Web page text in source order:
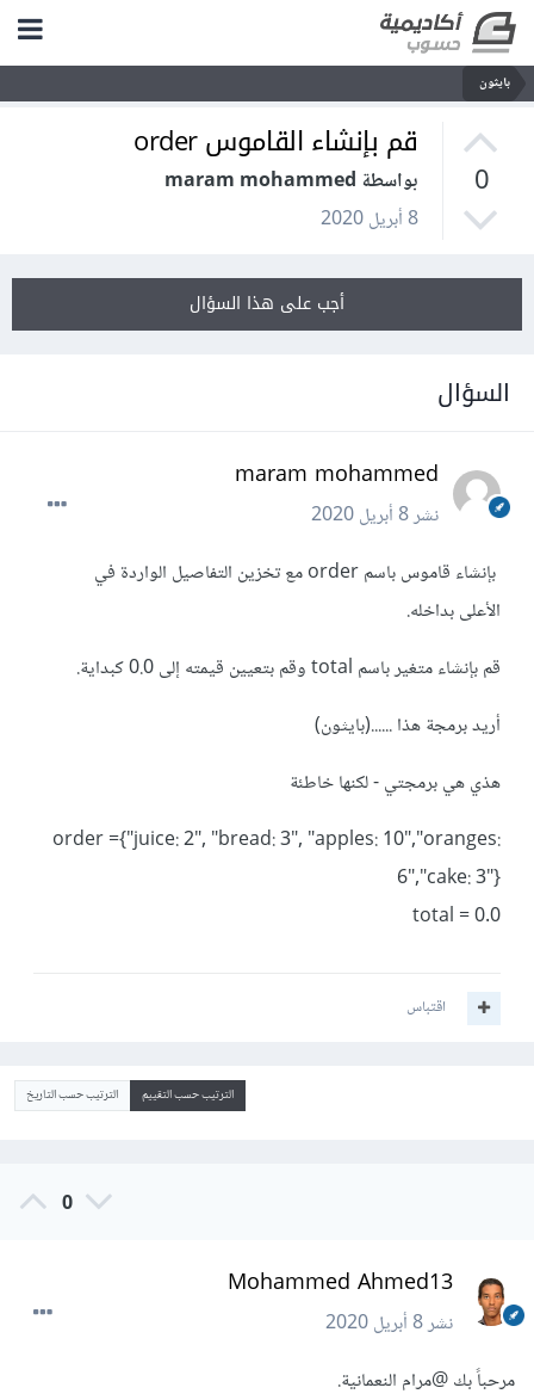
بايثون
0
قم بإنشاء القاموس order
بواسطة maram mohammed
8 أبريل 2020
أجب على هذا السؤال
السؤال
maram mohammed
نشر8 أبريل 2020
بإنشاء قاموس باسم order مع تخزين التفاصيل الواردة في
الأعلى بداخله.
قم بإنشاء متغير باسم total وقم بتعيين قيمته إلى 0.0 كبداية.
أريد برمجة هذا ......(بايثون)
هذي هي برمجتي - لكنها خاطئة
order ={"juice: 2", "bread: 3", "apples: 10","oranges:
6","cake: 3"}
total = 0.0
اقتباس
الترتيب حسب التقييم الترتيب حسب التاريخ
0
Mohammed Ahmed13
نشر8 أبريل 2020
مرحباً بك@مرام النعمانية.